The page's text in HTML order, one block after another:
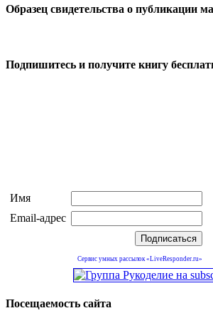
Образец свидетельства о публикации
Подпишитесь и получите книгу
Имя
Email-адрес
Сервис умных рассылок «LiveResponder.ru»
Посещаемость сайта